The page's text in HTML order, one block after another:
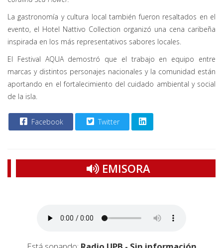
La gastronomía y cultura local también fueron resaltados en el
evento, el Hotel Nattivo Collection organizó una cena caribeña
inspirada en los más representativos sabores locales.
El Festival AQUA demostró que el trabajo en equipo entre
marcas y distintos personajes nacionales y la comunidad están
aportando en el fortalecimiento del cuidado ambiental y social
de la isla.
Facebook Twitter
EMISORA